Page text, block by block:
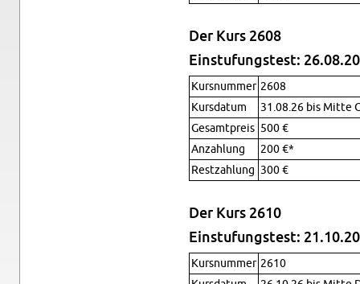
Der Kurs 2608
Ein­stu­fung­stest:
Kursnum­mer 2608
Kurs­da­tum
31.08.26 bis Mitte
Gesamt­preis 500 €
An­zahlung
200 €*
Restzahlung 300 €
Der Kurs 2610
Ein­stu­fung­stest:
Kursnum­mer 2610